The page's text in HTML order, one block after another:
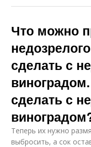
Что можно
сделать с
сделать с
Теперь их нужно
выбросить, а сок